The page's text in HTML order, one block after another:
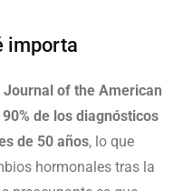
importa
Journal of the American
de los diagnósticos
de 50 años, lo que
hormonales tras la